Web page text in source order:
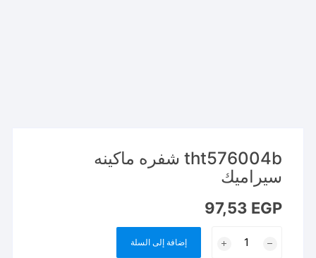
tht576004b شفره ماكينه
سيراميك
97,53 EGP
tht576004b
إضافة إلى السلة